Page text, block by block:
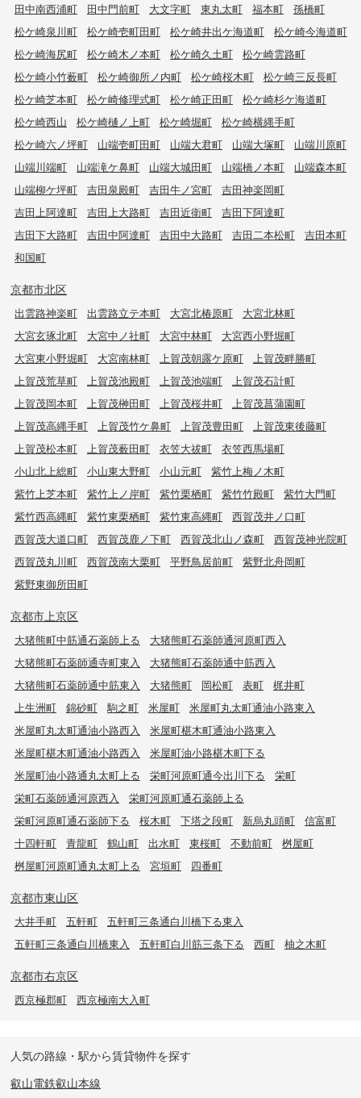
田中南西浦町
田中門前町 大文字町 東丸太町 福本町
孫橋町
松ケ崎泉川町
松ケ崎壱町田町 松ケ崎井出ケ海道町
松ケ崎今海道町
松ケ崎海尻町
松ケ崎木ノ本町 松ケ崎久土町
松ケ崎雲路町
松ケ崎小竹薮町
松ケ崎御所ノ内町 松ケ崎桜木町
松ケ崎三反長町
松ケ崎芝本町
松ケ崎修理式町 松ケ崎正田町
松ケ崎杉ケ海道町
松ケ崎西山
松ケ崎樋ノ上町 松ケ崎堀町
松ケ崎横縄手町
松ケ崎六ノ坪町
山端壱町田町 山端大君町 山端大塚町
山端川原町
山端川端町
山端滝ケ鼻町 山端大城田町 山端橋ノ本町
山端森本町
山端柳ケ坪町
吉田泉殿町 吉田牛ノ宮町
吉田神楽岡町
吉田上阿達町
吉田上大路町 吉田近衛町
吉田下阿達町
吉田下大路町
吉田中阿達町 吉田中大路町 吉田二本松町
吉田本町
和国町
京都市北区
出雲路神楽町 出雲路立テ本町 大宮北椿原町
大宮北林町
大宮玄琢北町
大宮中ノ社町 大宮中林町
大宮西小野堀町
大宮東小野堀町
大宮南林町 上賀茂朝露ケ原町
上賀茂畔勝町
上賀茂荒草町
上賀茂池殿町 上賀茂池端町
上賀茂石計町
上賀茂岡本町
上賀茂榊田町 上賀茂桜井町
上賀茂菖蒲園町
上賀茂高縄手町
上賀茂竹ケ鼻町 上賀茂豊田町
上賀茂東後藤町
上賀茂松本町
上賀茂薮田町 衣笠大祓町
衣笠西馬場町
小山北上総町
小山東大野町 小山元町
紫竹上梅ノ木町
紫竹上芝本町
紫竹上ノ岸町 紫竹栗栖町 紫竹竹殿町
紫竹大門町
紫竹西高縄町
紫竹東栗栖町 紫竹東高縄町
西賀茂井ノ口町
西賀茂大道口町
西賀茂鹿ノ下町 西賀茂北山ノ森町
西賀茂神光院町
西賀茂丸川町
西賀茂南大栗町 平野鳥居前町
紫野北舟岡町
紫野東御所田町
京都市上京区
大猪熊町中筋通石薬師上る
大猪熊町石薬師通河原町西入
大猪熊町石薬師通寺町東入
大猪熊町石薬師通中筋西入
大猪熊町石薬師通中筋東入
大猪熊町 岡松町 表町
梶井町
上生洲町
錦砂町 駒之町 米屋町
米屋町丸太町通油小路東入
米屋町丸太町通油小路西入
米屋町椹木町通油小路東入
米屋町椹木町通油小路西入
米屋町油小路椹木町下る
米屋町油小路通丸太町上る
栄町河原町通今出川下る
栄町
栄町石薬師通河原西入
栄町河原町通石薬師上る
栄町河原町通石薬師下る
桜木町 下塔之段町 新烏丸頭町
信富町
十四軒町
青龍町 鶴山町 出水町 東桜町 不動前町
桝屋町
桝屋町河原町通丸太町上る
宮垣町 四番町
京都市東山区
大井手町 五軒町
五軒町三条通白川橋下る東入
五軒町三条通白川橋東入
五軒町白川筋三条下る 西町 柚之木町
京都市右京区
西京極郡町 西京極南大入町
人気の路線・駅から賃貸物件を探す
叡山電鉄叡山本線